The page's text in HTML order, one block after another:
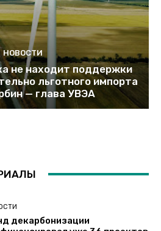
НОВОСТИ
не находит поддержки
льготного импорта
— глава УВЭА
декарбонизации